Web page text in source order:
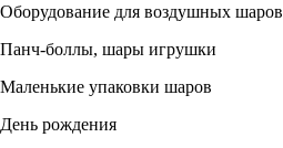
Оборудование для воздушных шаров
Панч-боллы, шары игрушки
Маленькие упаковки шаров
День рождения